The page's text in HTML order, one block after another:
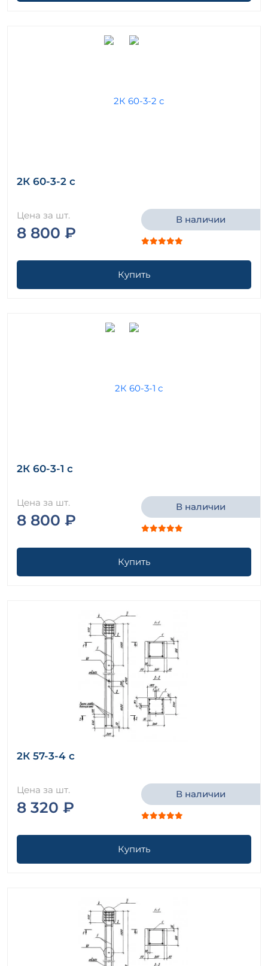
2К 60-3-2 с
Цена за шт.
8 800 ₽
В наличии
Купить
2К 60-3-1 с
Цена за шт.
8 800 ₽
В наличии
Купить
2К 57-3-4 с
Цена за шт.
8 320 ₽
В наличии
Купить